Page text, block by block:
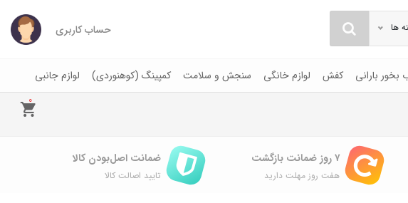
ها حساب کاربری
بارانی کفش لوازم خانگی سنجش و سلامت کمپینگ (کوهنوردی) لوازم جانبی
0
۷ روز ضمانت بازگشت
هفت روز مهلت دارید
ضمانت اصل‌بودن کالا
تایید اصالت کالا